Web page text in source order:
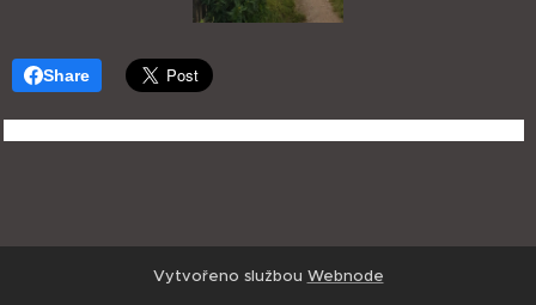
Share
Vytvořeno službou Webnode